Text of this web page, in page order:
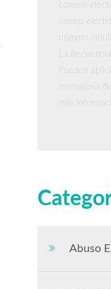
correos
correo
número
La
Pueden
mensajería
más
Abuso